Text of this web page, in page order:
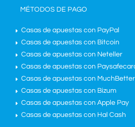
MÉTODOS DE PAGO
Casas de apuestas con PayPal
Casas de apuestas con Bitcoin
Casas de apuestas con Neteller
Casas de apuestas con
Casas de apuestas con MuchBetter
Casas de apuestas con Bizum
Casas de apuestas con Apple Pay
Casas de apuestas con Hal Cash